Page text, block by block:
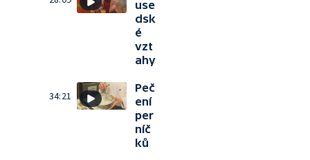
use
dsk
é
vzt
ahy
34:21
Peč
ení
per
níč
ků